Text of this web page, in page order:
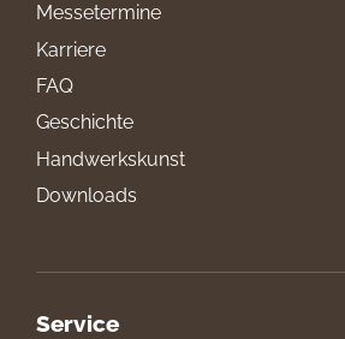
Messetermine
Karriere
FAQ
Geschichte
Handwerkskunst
Downloads
Service